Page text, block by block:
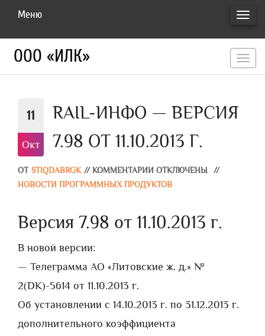
Меню
ООО «ИЛК»
11
Окт
RAIL-ИНФО — ВЕРСИЯ
7.98 ОТ 11.10.2013 Г.
ОТ STIQDABRGK // КОММЕНТАРИИ ОТКЛЮЧЕНЫ
//
НОВОСТИ ПРОГРАММНЫХ ПРОДУКТОВ
Версия 7.98 от 11.10.2013 г.
В новой версии:
— Телеграмма АО «Литовские ж. д.» №
2(DK)-5614 от 11.10.2013 г.
Об установлении с 14.10.2013 г. по 31.12.2013 г.
дополнительного коэффициента